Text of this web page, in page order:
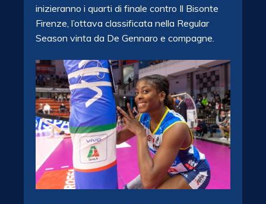
inizieranno i quarti di finale contro Il Bisonte
Firenze, l’ottava classificata nella Regular
Season vinta da De Gennaro e compagne.